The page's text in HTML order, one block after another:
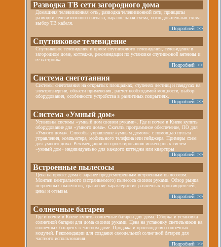
Разводка ТВ сети загородного дома
Домашняя телевизионная сеть, разводка телевизионной сети, принципы
разводки телевизионного сигнала, параллельная схема, последовательная схема,
выбор ТВ кабеля.
Подробней >>
Спутниковое телевидение
Спутниковое телевидение и прием спутникового телевидения, телевидение в
загородном доме, коттедже, рекомендации по установке спутниковой антенны и
ее настройка
Подробней >>
Система снеготаяния
Системы снеготаяния на открытых площадках, ступенях лестниц и пандусах на
электроэнергии, области применения, расчет необходимой мощности, выбор
оборудования, особенности устройства в различных покрытиях.
Подробней >>
Система «Умный дом»
Установка системы «умный дом своими руками». Где и почем в Киеве купить
оборудование для «умного дома». Скачать программное обеспечение, ПО для
«Умного дома». Способы управление «умным домом»: с помощью пульта
управления, компьютера, мобильного телефона или пейджера. Примеры схем
для умного дома. Рекомендации по проектированию инженерных систем
«умный дом» индивидуально для каждого коттеджа или квартиры
Подробней >>
Встроенные пылесосы
Цена на проект дома с заранее предусмотренным встроенным пылесосом.
Монтаж центрального (встраиваемого) пылесоса своими руками. Обзор рынка
встроенных пылесосов, сравнение характеристик различных производителей,
цены и отзывы.
Подробней >>
Солнечные батареи
Где и почем в Киеве купить солнечные батареи для дома. Сборка и установка
солнечной батареи для дома своими руками. Цена на установку светильников на
солнечных батареях в частном доме. Продажа и производство солнечных
модулей. Рекомендации для создания самодельной солнечной батареи для
частного использования.
Подробней >>